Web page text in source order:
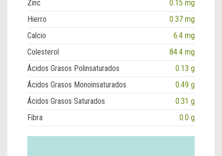
Zinc
0.15 mg
Hierro
0.37 mg
Calcio
6.4 mg
Colesterol
84.4 mg
Ácidos Grasos Polinsaturados
0.13 g
Ácidos Grasos Monoinsaturados
0.49 g
Ácidos Grasos Saturados
0.31 g
Fibra
0.0 g